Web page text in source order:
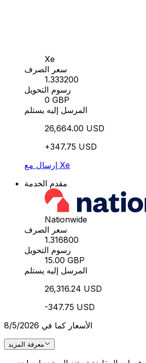
Xe
سعر الصرف
1.333200
رسوم التحويل
0 GBP
المرسل إليه يستلم
26,664.00 USD
+347.75 USD
إرسال مع Xe
مقدم الخدمة
Nationwide
سعر الصرف
1.316800
رسوم التحويل
15.00 GBP
المرسل إليه يستلم
26,316.24 USD
-347.75 USD
الأسعار كما في 8/5/2026
معرفة المزيد